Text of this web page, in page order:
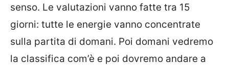
senso. Le valutazioni vanno fatte tra 15
giorni: tutte le energie vanno concentrate
sulla partita di domani. Poi domani vedremo
la classifica com’è e poi dovremo andare a